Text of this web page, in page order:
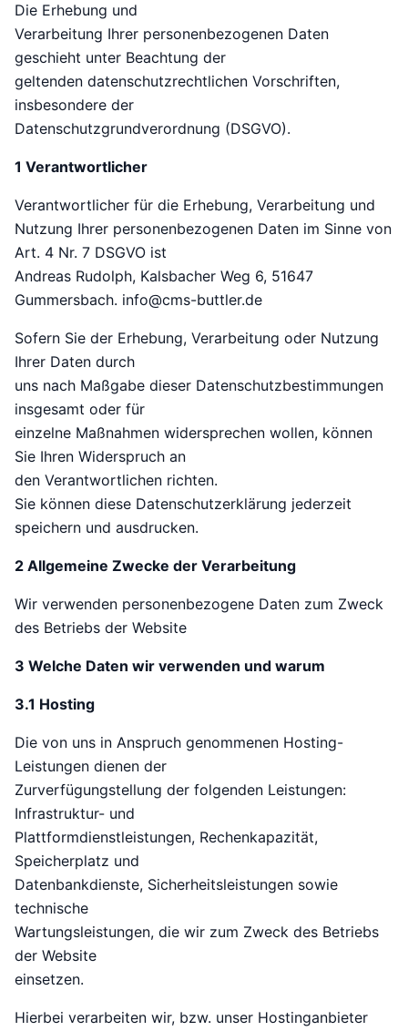
Die Erhebung und
Verarbeitung Ihrer personenbezogenen Daten
geschieht unter Beachtung der
geltenden datenschutzrechtlichen Vorschriften,
insbesondere der
Datenschutzgrundverordnung (DSGVO).
1 Verantwortlicher
Verantwortlicher für die Erhebung, Verarbeitung und
Nutzung Ihrer personenbezogenen Daten im Sinne von
Art. 4 Nr. 7 DSGVO ist
Andreas Rudolph, Kalsbacher Weg 6, 51647
Gummersbach. info@cms-buttler.de
Sofern Sie der Erhebung, Verarbeitung oder Nutzung
Ihrer Daten durch
uns nach Maßgabe dieser Datenschutzbestimmungen
insgesamt oder für
einzelne Maßnahmen widersprechen wollen, können
Sie Ihren Widerspruch an
den Verantwortlichen richten.
Sie können diese Datenschutzerklärung jederzeit
speichern und ausdrucken.
2 Allgemeine Zwecke der Verarbeitung
Wir verwenden personenbezogene Daten zum Zweck
des Betriebs der Website
3 Welche Daten wir verwenden und warum
3.1 Hosting
Die von uns in Anspruch genommenen Hosting-
Leistungen dienen der
Zurverfügungstellung der folgenden Leistungen:
Infrastruktur- und
Plattformdienstleistungen, Rechenkapazität,
Speicherplatz und
Datenbankdienste, Sicherheitsleistungen sowie
technische
Wartungsleistungen, die wir zum Zweck des Betriebs
der Website
einsetzen.
Hierbei verarbeiten wir, bzw. unser Hostinganbieter